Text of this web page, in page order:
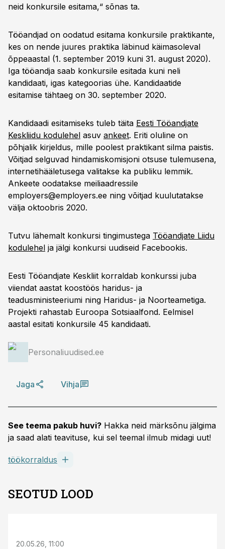
neid konkursile esitama,“ sõnas ta.
Tööandjad on oodatud esitama konkursile praktikante,
kes on nende juures praktika läbinud käimasoleval
õppeaastal (1. september 2019 kuni 31. august 2020).
Iga tööandja saab konkursile esitada kuni neli
kandidaati, igas kategoorias ühe. Kandidaatide
esitamise tähtaeg on 30. september 2020.
Kandidaadi esitamiseks tuleb täita Eesti Tööandjate
Keskliidu kodulehel asuv ankeet. Eriti oluline on
põhjalik kirjeldus, mille poolest praktikant silma paistis.
Võitjad selguvad hindamiskomisjoni otsuse tulemusena,
internetihääletusega valitakse ka publiku lemmik.
Ankeete oodatakse meiliaadressile
employers@employers.ee ning võitjad kuulutatakse
välja oktoobris 2020.
Tutvu lähemalt konkursi tingimustega Tööandjate Liidu
kodulehel ja jälgi konkursi uudiseid Facebookis.
Eesti Tööandjate Keskliit korraldab konkurssi juba
viiendat aastat koostöös haridus- ja
teadusministeeriumi ning Haridus- ja Noorteametiga.
Projekti rahastab Euroopa Sotsiaalfond. Eelmisel
aastal esitati konkursile 45 kandidaati.
Personaliuudised.ee
Jaga Vihja
See teema pakub huvi? Hakka neid märksõnu jälgima
ja saad alati teavituse, kui sel teemal ilmub midagi uut!
töökorraldus
SEOTUD LOOD
20.05.26, 11:00